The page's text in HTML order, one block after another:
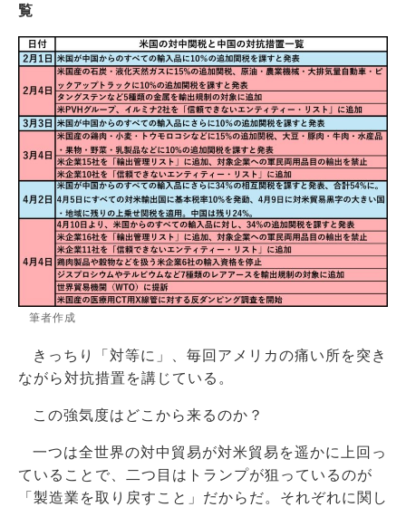
覧
筆者作成
きっちり「対等に」、毎回アメリカの痛い所を突き
ながら対抗措置を講じている。
この強気度はどこから来るのか？
一つは全世界の対中貿易が対米貿易を遥かに上回っ
ていることで、二つ目はトランプが狙っているのが
「製造業を取り戻すこと」だからだ。それぞれに関し